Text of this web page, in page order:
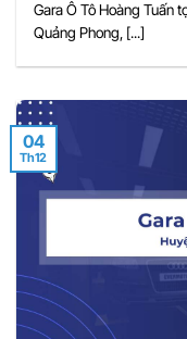
Gara Ô Tô Hoàng Tuấn
Quảng Phong, [...]
04
Th12